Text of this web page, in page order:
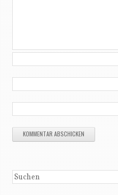
SUCHEN